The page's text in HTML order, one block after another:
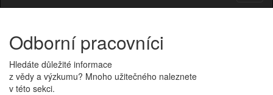
Odborní pracovníci
Hledáte důležité informace
z vědy a výzkumu? Mnoho užitečného naleznete
v této sekci.